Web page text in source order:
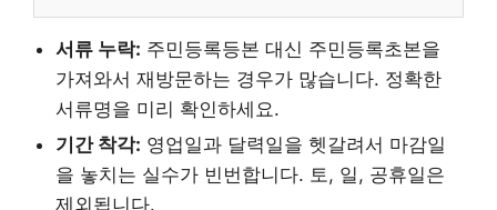
서류 누락: 주민등록등본 대신 주민등록초본을
가져와서 재방문하는 경우가 많습니다. 정확한
서류명을 미리 확인하세요.
기간 착각: 영업일과 달력일을 헷갈려서 마감일
을 놓치는 실수가 빈번합니다. 토, 일, 공휴일은
제외됩니다.